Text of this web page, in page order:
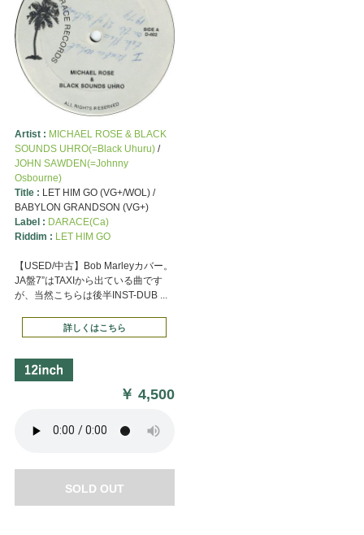
Artist : MICHAEL ROSE & BLACK
SOUNDS UHRO(=Black Uhuru)/
JOHN SAWDEN(=Johnny
Osbourne)
Title : LET HIM GO (VG+/WOL) /
BABYLON GRANDSON (VG+)
Label : DARACE(Ca)
Riddim : LET HIM GO
【USED/中古】Bob Marleyカバー。
JA盤7”はTAXIから出ている曲です
が、当然こちらは後半INST-DUB ...
詳しくはこちら
￥4,500
SOLD OUT